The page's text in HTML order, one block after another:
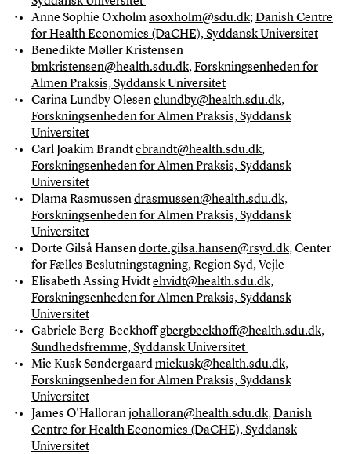
Anne Sophie Oxholmasoxholm@sdu.dk;Danish Centre
for Health Economics (DaCHE), Syddansk Universitet
Benedikte Møller Kristensen
bmkristensen@health.sdu.dk,Forskningsenheden for
Almen Praksis, Syddansk Universitet
Carina Lundby Olesenclundby@health.sdu.dk,
Forskningsenheden for Almen Praksis, Syddansk
Universitet
Carl Joakim Brandtcbrandt@health.sdu.dk,
Forskningsenheden for Almen Praksis, Syddansk
Universitet
Dlama Rasmussendrasmussen@health.sdu.dk,
Forskningsenheden for Almen Praksis, Syddansk
Universitet
Dorte Gilså Hansendorte.gilsa.hansen@rsyd.dk, Center
for Fælles Beslutningstagning, Region Syd, Vejle
Elisabeth Assing Hvidtehvidt@health.sdu.dk,
Forskningsenheden for Almen Praksis, Syddansk
Universitet
Gabriele Berg-Beckhoffgbergbeckhoff@health.sdu.dk,
Sundhedsfremme, Syddansk Universitet
Mie Kusk Søndergaardmiekusk@health.sdu.dk,
Forskningsenheden for Almen Praksis, Syddansk
Universitet
James O'Halloranjohalloran@health.sdu.dk,Danish
Centre for Health Economics (DaCHE), Syddansk
Universitet